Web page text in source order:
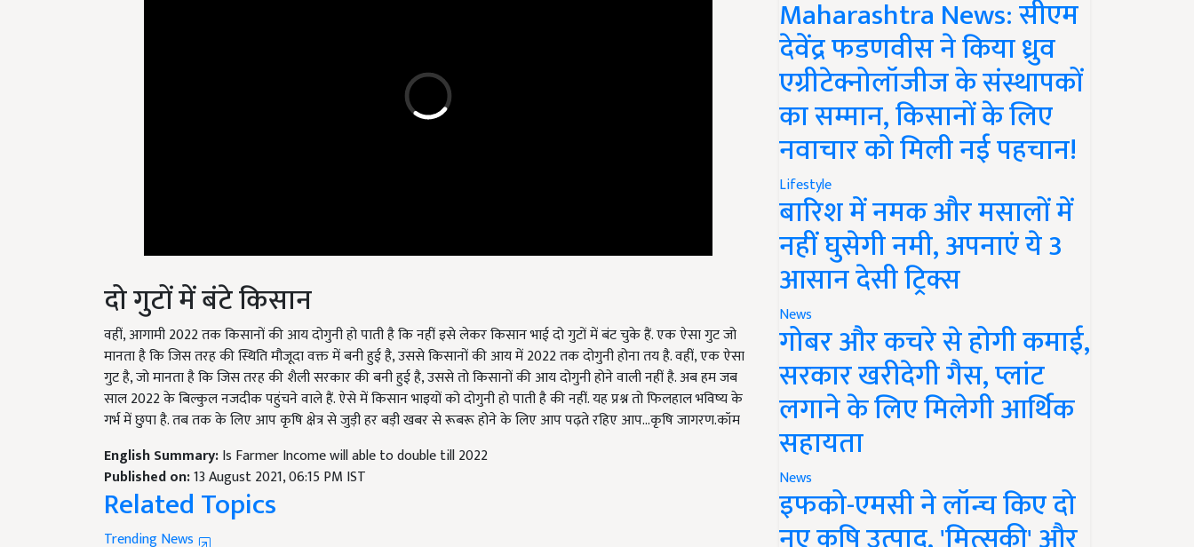
दो गुटों में बंटे किसान
वहीं, आगामी 2022 तक किसानों की आय दोगुनी हो पाती है कि नहीं इसे लेकर किसान भाई दो गुटों में बंट चुके हैं. एक ऐसा गुट जो
मानता है कि जिस तरह की स्थिति मौजूदा वक्त में बनी हुई है, उससे किसानों की आय में 2022 तक दोगुनी होना तय है. वहीं, एक ऐसा
गुट है, जो मानता है कि जिस तरह की शैली सरकार की बनी हुई है, उससे तो किसानों की आय दोगुनी होने वाली नहीं है. अब हम जब
साल 2022 के बिल्कुल नजदीक पहुंचने वाले हैं. ऐसे में किसान भाइयों को दोगुनी हो पाती है की नहीं. यह प्रश्न तो फिलहाल भविष्य के
गर्भ में छुपा है. तब तक के लिए आप कृषि क्षेत्र से जुड़ी हर बड़ी खबर से रूबरू होने के लिए आप पढ़ते रहिए आप...कृषि जागरण.कॉम
English Summary:
Is Farmer Income will able to double till 2022
Published on:13 August 2021, 06:15 PM IST
Related Topics
Trending News
Farmer Income Agriculture news
Maharashtra News: सीएम
देवेंद्र फडणवीस ने किया ध्रुव
एग्रीटेक्नोलॉजीज के संस्थापकों
का सम्मान, किसानों के लिए
नवाचार को मिली नई पहचान!
Lifestyle
बारिश में नमक और मसालों में
नहीं घुसेगी नमी, अपनाएं ये 3
आसान देसी ट्रिक्स
News
गोबर और कचरे से होगी कमाई,
सरकार खरीदेगी गैस, प्लांट
लगाने के लिए मिलेगी आर्थिक
सहायता
News
इफको-एमसी ने लॉन्च किए दो